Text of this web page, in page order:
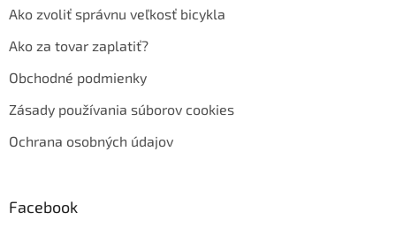
Ako zvoliť správnu veľkosť bicykla
Ako za tovar zaplatiť?
Obchodné podmienky
Zásady používania súborov cookies
Ochrana osobných údajov
Facebook